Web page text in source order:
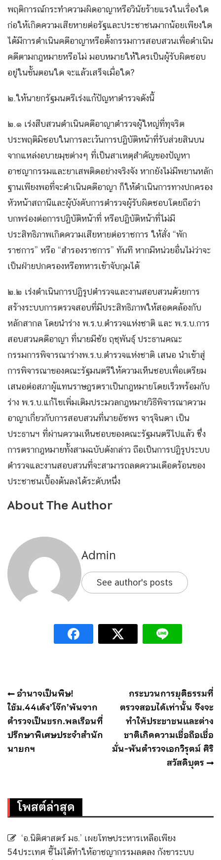
พฤติการณ์กระทำความผิดอาญาหรือวินัยร้ายแรงในเรื่องใด
ก่อให้เกิดความเสียหายต่อรัฐและประชาชนมากน้อยเพียงใด
ได้มีการดำเนินคดีอาญาหรือตั้งกรรมการสอบสวนเพื่อดำเนิน
คดีตามกฎหมายหรือไม่ มอบหมายให้ใครเป็นผู้รับผิดชอบ
อยู่ในขั้นตอนใด จะแล้วเสร็จเมื่อใด?
๒.ให้นายกรัฐมนตรีเร่งแก้ปัญหาตำรวจดังนี้
๒.๑ เร่งสืบสวนดำเนินคดีอาญาตำรวจผู้ใหญ่ที่ทุจริต
ประพฤติมิชอบในการละเว้นการปฏิบัติหน้าที่รับส่วยสินบน
จากแหล่งอบายมุขต่างๆ ที่เป็นสาเหตุสำคัญของปัญหา
อาชญากรรมและยาเสพติดอย่างจริงจัง หากยังไม่มีพยานหลัก
ฐานเพียงพอที่จะดำเนินคดีอาญา ก็ให้ดำเนินการทางปกครอง
หัวหน้าสถานีและผู้บังคับการตำรวจผู้รับผิดชอบโดยถือว่า
บกพร่องต่อการปฏิบัติหน้าที่ หรือปฏิบัติหน้าที่ไม่มี
ประสิทธิภาพเกิดความเสียหายต่อราชการ ให้สั่ง “พัก
ราชการ” หรือ “สำรองราชการ” ทันที หากมีหน่วยอื่นไม่ว่าจะ
เป็นฝ่ายปกครองหรือทหารเข้าจับกุมได้
๒.๒ เร่งดำเนินการปฏิรูปตำรวจและงานสอบสวนด้วยการ
สร้างระบบการตรวจสอบที่มีประสิทธิภาพให้สอดคล้องกับ
หลักสากล โดยนำร่าง พ.ร.บ.ตำรวจแห่งชาติ และ พ.ร.บ.การ
สอบสวนคดีอาญา ที่นายมีชัย ฤชุพันธุ์ ประธานคณะ
กรรมการพิจารณาร่างพ.ร.บ.ตำรวจแห่งชาติ เสนอ นำเข้าสู่
การพิจารณาของคณะรัฐมนตรีให้ความเห็นชอบเพื่อเตรียม
เสนอต่อสภาผู้แทนราษฎรตราเป็นกฎหมายโดยเร็วพร้อมกับ
ร่าง พ.ร.บ.แก้ไขเพิ่มเติมประมวลกฎหมายวิธีพิจารณาความ
อาญาเกี่ยวกับการสอบสวนที่นายอัชพร จารุจินดา เป็น
ประธานฯ ที่ผ่านความเห็นชอบของคณะรัฐมนตรีไปแล้ว ซึ่ง
การตรากฎหมายทั้งสามฉบับดังกล่าว ถือเป็นการปฏิรูประบบ
ตำรวจและงานสอบสวนที่จะสามารถลดความเดือดร้อนของ
ประชาชนเบื้องต้นลงได้ระดับหนึ่ง
About The Author
Admin
See author's posts
แนะแนว
เรื่อง
อำนาจเป็นพิษ!
ใช้ม.44เด้ง’โจ๊ก’พ้นจาก
ตำรวจเป็นขรก.พลเรือนที่
ปรึกษาพิเศษประจำสำนัก
นายกฯ
กระบวนการยุติธรรมที่
ตรวจสอบได้เท่านั้น จึงจะ
ทำให้ประชาชนและต่าง
ชาติเกิดความเชื่อถือเชื่อ
มั่น-พันตำรวจเอกวิรุตม์ ศิริ
สวัสดิบุตร
โพสต์ล่าสุด
‘อ.นิติศาสตร์ มธ.’ เผยโทษประหารเหลือเพียง
54ประเทศ ชี้ไม่ได้ทำให้อาชญากรรมลดลง กังขาระบบ